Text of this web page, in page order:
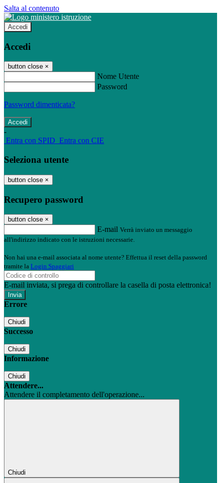
Salta al contenuto
Accedi
Accedi
button close ×
Nome Utente
Password
Password dimenticata?
-
Entra con SPID Entra con CIE
Seleziona utente
button close ×
Recupero password
button close ×
E-mail Verrà inviato un messaggio
all'indirizzo indicato con le istruzioni necessarie.
Non hai una e-mail associata al nome utente? Effettua il reset della password
tramite la Login Spaggiari
E-mail inviata, si prega di controllare la casella di posta elettronica!
Errore
Chiudi
Successo
Chiudi
Informazione
Chiudi
Attendere...
Attendere il completamento dell'operazione...
Chiudi